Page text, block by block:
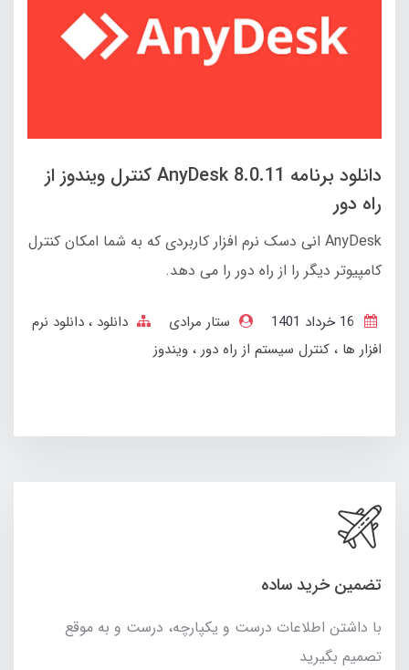
دانلود برنامه AnyDesk 8.0.11 کنترل ویندوز از
راه دور
AnyDesk انی دسک نرم افزار کاربردی که به شما امکان کنترل
کامپیوتر دیگر را از راه دور را می دهد.
ستار مرادی دانلود
دانلود نرم
افزار ها
کنترل سیستم از راه دور ویندوز
تضمین خرید ساده
با داشتن اطلاعات درست و یکپارچه، درست و به موقع
تصمیم بگیرید